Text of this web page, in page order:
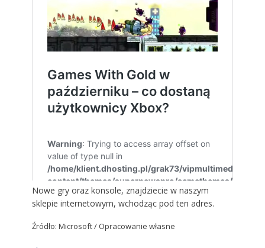
Nowe gry oraz konsole, znajdziecie w naszym
sklepie internetowym, wchodząc pod ten adres.
Źródło: Microsoft/ Opracowanie własne